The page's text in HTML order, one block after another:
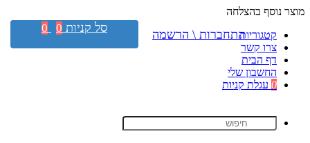
מוצר נוסף בהצלחה
קטגוריות
צרו קשר
דף הבית
החשבון שלי
0 עגלת קניות
התחברות \ הרשמה סל קניות 0
0